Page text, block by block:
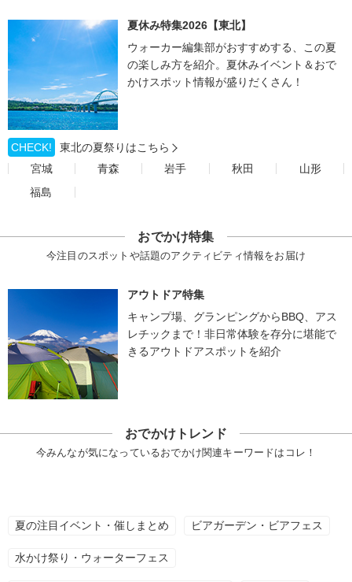
夏休み特集2026【東北】
ウォーカー編集部がおすすめする、この夏
の楽しみ方を紹介。夏休みイベント＆おで
かけスポット情報が盛りだくさん！
CHECK!
東北の夏祭りはこちら
宮城
青森 岩手 秋田
山形
福島
おでかけ特集
今注目のスポットや話題のアクティビティ情報をお届け
アウトドア特集
キャンプ場、グランピングからBBQ、アス
レチックまで！非日常体験を存分に堪能で
きるアウトドアスポットを紹介
おでかけトレンド
今みんなが気になっているおでかけ関連キーワードはコレ！
夏の注目イベント・催しまとめ ビアガーデン・ビアフェス
水かけ祭り・ウォーターフェス